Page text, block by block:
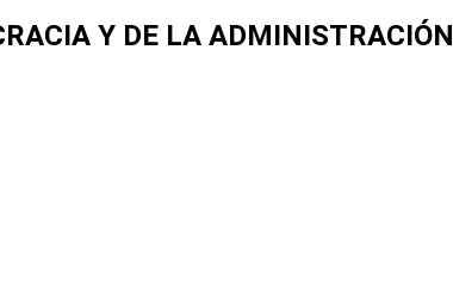
Y DE LA ADMINISTRACIÓN